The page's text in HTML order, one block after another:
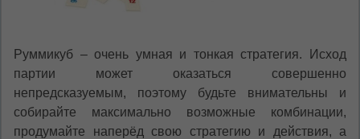
Руммикуб – очень умная и тонкая стратегия. Исход
партии может оказаться совершенно
непредсказуемым, поэтому будьте внимательны и
собирайте максимально возможные комбинации,
продумайте наперёд свою стратегию и действия, а